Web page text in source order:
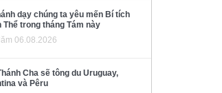
dạy chúng ta yêu mến Bí tích
Thể trong tháng Tám này
06.08.2026
Cha sẽ tông du Uruguay,
và Pêru